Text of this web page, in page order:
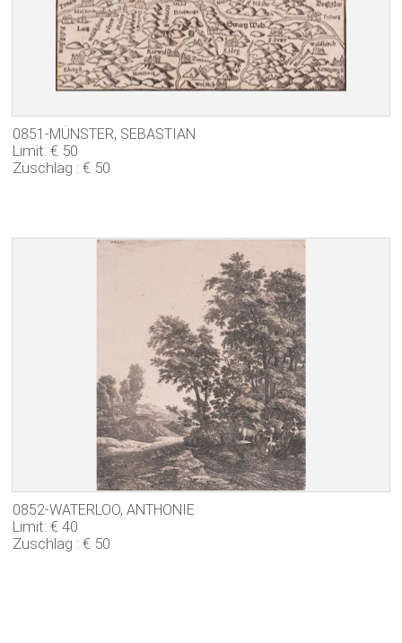
0851-MÜNSTER, SEBASTIAN
Limit: € 50
Zuschlag : € 50
0852-WATERLOO, ANTHONIE
Limit: € 40
Zuschlag : € 50